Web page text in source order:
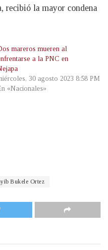
recibió la mayor condena
mareros mueren al
a la PNC en
30 agosto 2023 8:58 PM
«Nacionales»
Bukele Ortez